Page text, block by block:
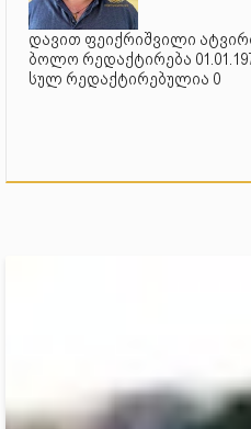
დავით ფეიქრიშვილი
ბოლო რედაქტირება
სულ რედაქტირებულია 0